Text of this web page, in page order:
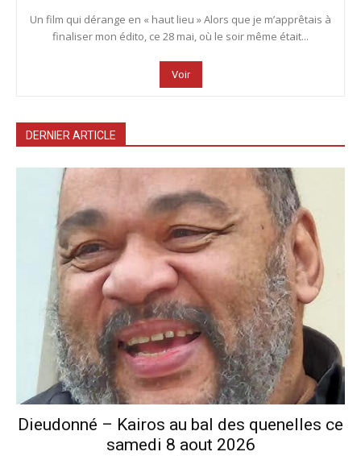
Un film qui dérange en « haut lieu » Alors que je m’apprêtais à
finaliser mon édito, ce 28 mai, où le soir même était...
Voir
DERNIER ARTICLE
Dieudonné – Kairos au bal des quenelles ce
samedi 8 aout 2026